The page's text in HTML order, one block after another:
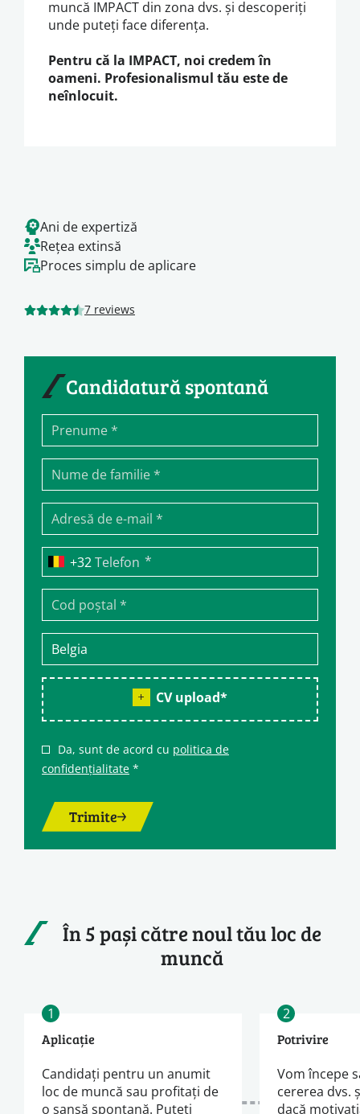
muncă IMPACT din zona dvs. și descoperiți
unde puteți face diferența.
Pentru că la IMPACT, noi credem în
oameni. Profesionalismul tău este de
neînlocuit.
Candidatură spontană
Telefon *
CV upload*
Da, sunt de acord cu politica de
confidențialitate *
Trimite
Ani de expertiză
Rețea extinsă
Proces simplu de aplicare
7 reviews
În 5 pași către noul tău loc de
muncă
1
Aplicație
Candidați pentru un anumit
loc de muncă sau profitați de
o șansă spontană. Puteți
2
Potrivire
Vom începe
cererea dvs.
dacă